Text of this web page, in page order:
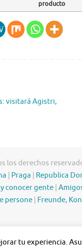
producto
visitará Agistri,
los derechos
Praga Republica
conocer gente
persone Freunde,
tu experiencia.